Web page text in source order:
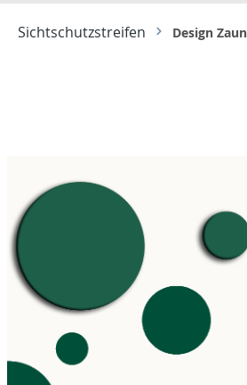
Sichtschutzstreifen Design